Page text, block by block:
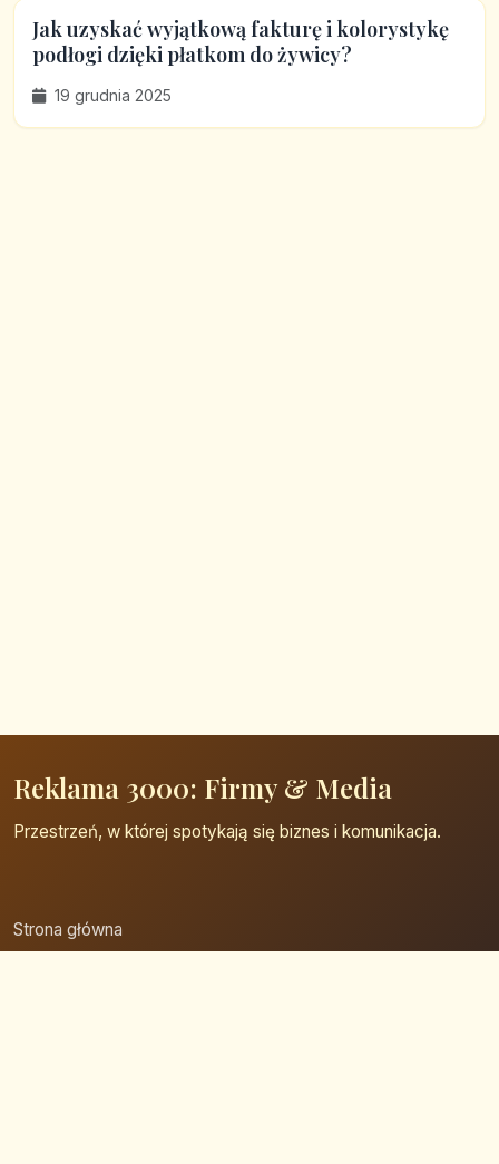
Jak uzyskać wyjątkową fakturę i kolorystykę
podłogi dzięki płatkom do żywicy?
19 grudnia 2025
Reklama 3000: Firmy & Media
Przestrzeń, w której spotykają się biznes i komunikacja.
Strona główna